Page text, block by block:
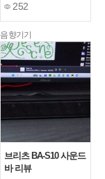
252
음향기기
브리츠 BA-S10 사운드
바 리뷰